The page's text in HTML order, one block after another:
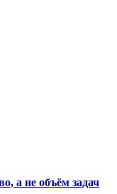
а не объём задач